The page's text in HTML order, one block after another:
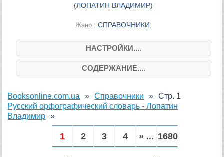
(ЛОПАТИН ВЛАДИМИР)
Жанр : СПРАВОЧНИКИ;
НАСТРОЙКИ....
СОДЕРЖАНИЕ....
Booksonline.com.ua
Справочники
Русский орфографический словарь - Лопатин
Владимир
Стр. 1
1 2 3 4 » ... 1680